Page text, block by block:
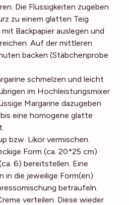
Die Flüssigkeiten zugeben
zu einem glatten Teig
Backpapier auslegen und
Auf der mittleren
backen (Stäbchenprobe
schmelzen und leicht
im Hochleistungsmixer
Margarine dazugeben
eine homogene glatte
bzw. Likör vermischen.
Form (ca. 20*25 cm)
6) bereitstellen. Eine
in die jeweilige Form(en)
beträufeln.
verteilen. Diese wieder